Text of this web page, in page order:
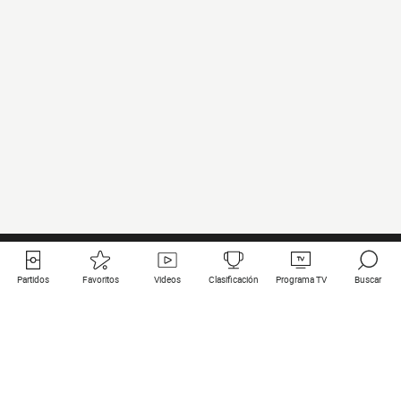
Partidos Favoritos Videos Clasificación Programa TV Buscar